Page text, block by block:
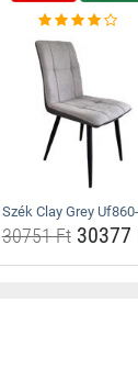
Szék Clay Grey
30751 Ft30377